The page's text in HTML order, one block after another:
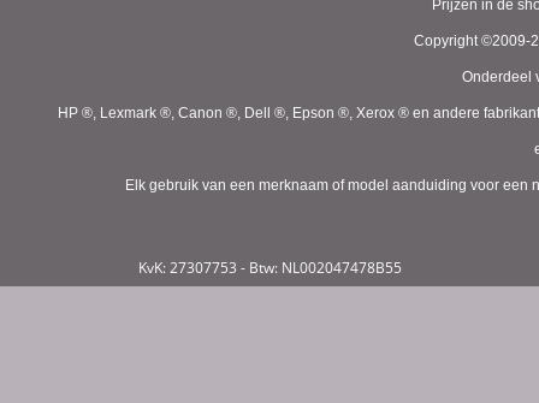
Prijzen in de
Copyright ©2009-
Onderdeel
HP ®, Lexmark ®, Canon ®, Dell ®, Epson ®, Xerox ® en andere
Elk gebruik van een merknaam of model aanduiding voor
KvK: 27307753 - Btw: NL002047478B55